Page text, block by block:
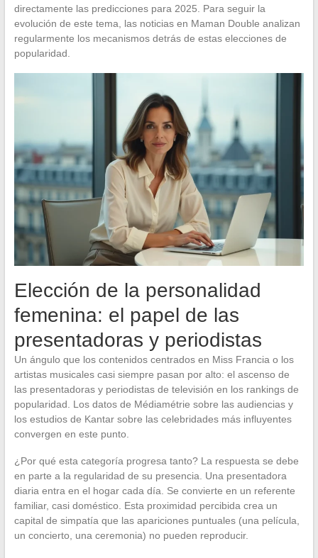
directamente las predicciones para 2025. Para seguir la
evolución de este tema, las noticias en Maman Double analizan
regularmente los mecanismos detrás de estas elecciones de
popularidad.
Elección de la personalidad
femenina: el papel de las
presentadoras y periodistas
Un ángulo que los contenidos centrados en Miss Francia o los
artistas musicales casi siempre pasan por alto: el ascenso de
las presentadoras y periodistas de televisión en los rankings de
popularidad. Los datos de Médiamétrie sobre las audiencias y
los estudios de Kantar sobre las celebridades más influyentes
convergen en este punto.
¿Por qué esta categoría progresa tanto? La respuesta se debe
en parte a la regularidad de su presencia. Una presentadora
diaria entra en el hogar cada día. Se convierte en un referente
familiar, casi doméstico. Esta proximidad percibida crea un
capital de simpatía que las apariciones puntuales (una película,
un concierto, una ceremonia) no pueden reproducir.